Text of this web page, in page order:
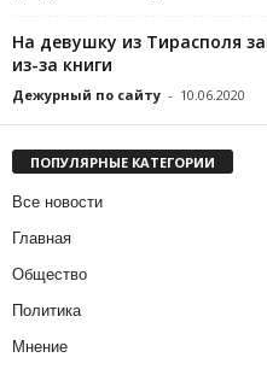
На девушку из Тирасполя
из-за книги
Дежурный по сайту - 10.06.2020
ПОПУЛЯРНЫЕ КАТЕГОРИИ
Все новости
Главная
Общество
Политика
Мнение